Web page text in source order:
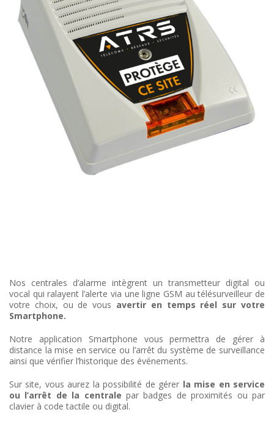
Nos centrales d’alarme intègrent un transmetteur digital ou
vocal qui ralayent l’alerte via une ligne GSM au télésurveilleur de
votre choix, ou de vous avertir en temps réel sur votre
Smartphone.
Notre application Smartphone vous permettra de gérer à
distance la mise en service ou l’arrêt du système de surveillance
ainsi que vérifier l’historique des événements.
Sur site, vous aurez la possibilité de gérer la mise en service
ou l’arrêt de la centrale parbadges de proximités ou par
clavier à code tactile ou digital.